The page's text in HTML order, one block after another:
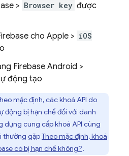
> Browser key được
cho Apple > iOS
Firebase Android >
động tạo
mặc định, các khoá API do
động bị hạn chế đối với danh
dụng cung cấp khoá API cùng
thường gặpTheo mặc định, khoá
có bị hạn chế không?.